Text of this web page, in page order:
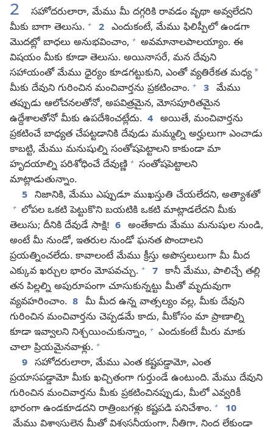
2
సహోదరులారా, మేము మీ దగ్గరికి రావడం వృథా అవ్వలేదని
మీకు బాగా తెలుసు. + 2 ఎందుకంటే, మేము ఫిలిప్పీలో ఉండగా
మొదట్లో బాధలు అనుభవించాం, + అవమానాలపాలయ్యాం. ఈ
విషయం మీకు కూడా తెలుసు. అయినాసరే, మన దేవుని
సహాయంతో మేము ధైర్యం కూడగట్టుకుని, ఎంతో వ్యతిరేకత మధ్య *
మీకు దేవుని గురించిన మంచివార్తను ప్రకటించాం. + 3 మేము
తప్పుడు ఆలోచనలతోనో, అపవిత్రమైన, మోసపూరితమైన
ఉద్దేశాలతోనో మీకు ఉపదేశించట్లేదు. 4 అయితే, మంచివార్తను
ప్రకటించే బాధ్యత చేపట్టడానికి దేవుడు మమ్మల్ని అర్హులుగా ఎంచాడు
కాబట్టి, మేము మనుషుల్ని సంతోషపెట్టాలని కాకుండా మా
హృదయాల్ని పరిశోధించే దేవుణ్ణి + సంతోషపెట్టాలని
మాట్లాడుతున్నాం.
5 నిజానికి, మేము ఎప్పుడూ ముఖస్తుతి చేయలేదని, అత్యాశతో
+ లోపల ఒకటి పెట్టుకొని బయటికి ఒకటి మాట్లాడలేదని మీకు
తెలుసు; దీనికి దేవుడే సాక్షి! 6 అంతేకాదు మేము మనుషుల నుండి,
అంటే మీ నుండో, ఇతరుల నుండో ఘనత పొందాలని
ప్రయత్నించలేదు. కావాలంటే మేము క్రీస్తు అపొస్తలులుగా మీ మీద
ఎక్కువ ఖర్చుల భారం మోపవచ్చు. + 7 కానీ మేము, పాలిచ్చే తల్లి
తన పిల్లల్ని అపురూపంగా చూసుకున్నట్టు మీతో మృదువుగా
వ్యవహరించాం. 8 మీ మీద ఉన్న వాత్సల్యం వల్ల, మీకు దేవుని
గురించిన మంచివార్తను చెప్పడమే కాదు, మీకోసం మా ప్రాణాల్ని
కూడా ఇవ్వాలని నిశ్చయించుకున్నాం, + ఎందుకంటే మీరు మాకు
చాలా ప్రియమైనవాళ్లు. +
9 సహోదరులారా, మేము ఎంత కష్టపడ్డామో, ఎంత
ప్రయాసపడ్డామో మీకు ఖచ్చితంగా గుర్తుండే ఉంటుంది. మేము దేవుని
గురించిన మంచివార్తను మీకు ప్రకటించినప్పుడు, మీలో ఎవ్వరికీ
భారంగా ఉండకూడదని రాత్రింబగళ్లు కష్టపడి పనిచేశాం. +
10